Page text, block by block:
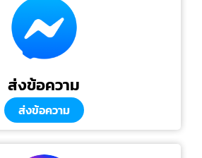
ส่งข้อความ
ส่งข้อความ